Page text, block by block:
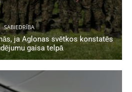
SABIEDRĪBA
ja Aglonas svētkos konstatēs
gaisa telpā